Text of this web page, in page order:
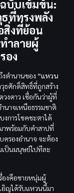
ฉบับเข้มข้น:
ธที่ทรงพลัง
สิ่งที่ย้อน
ำลายผู้
อง
งตำนานของ “แหวน
วุธศักดิ์สิทธิ์ที่ถูกสร้าง
งดาว เชื่อกันว่าผู้ที่
นาจเหนือธรรมชาติ
งการโชคชะตาได้
าพร้อมกับคำสาปที่
ครองอำนาจ จะต้อง
เป็นมนุษย์ไปทีละ
องคือชายหนุ่มผู้
อิญได้รับแหวนนี้มา